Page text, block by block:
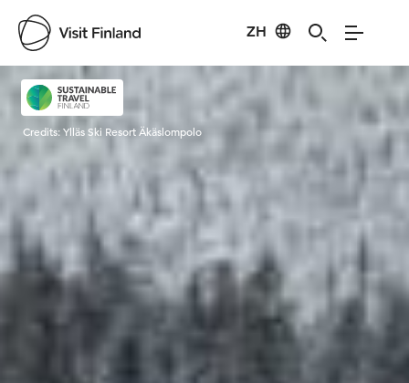
ZH
Visit Finland
Credits:Ylläs Ski Resort Äkäslompolo